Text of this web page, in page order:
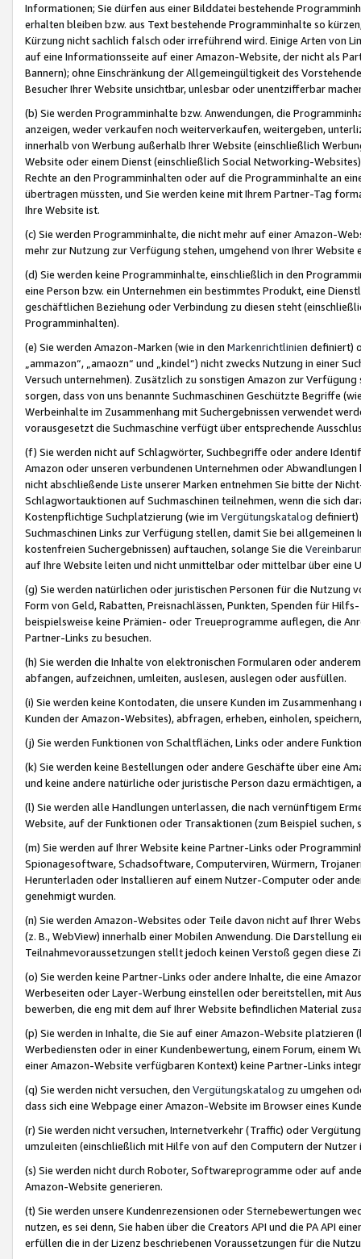
Informationen; Sie dürfen aus einer Bilddatei bestehende
erhalten bleiben bzw. aus Text bestehende Programminhalte so
Kürzung nicht sachlich falsch oder irreführend wird. Einige Arten von
auf eine Informationsseite auf einer Amazon-Website, der nicht als
Bannern); ohne Einschränkung der Allgemeingültigkeit des
Besucher Ihrer Website unsichtbar, unlesbar oder unentzifferbar
(b) Sie werden Programminhalte bzw. Anwendungen, die
anzeigen, weder verkaufen noch weiterverkaufen, weitergeben,
innerhalb von Werbung außerhalb Ihrer Website (einschließlich
Website oder einem Dienst (einschließlich Social Networking-
Rechte an den Programminhalten oder auf die Programminhalte an
übertragen müssten, und Sie werden keine mit Ihrem Partner-Tag
Ihre Website ist.
(c) Sie werden Programminhalte, die nicht mehr auf einer Amazon-
mehr zur Nutzung zur Verfügung stehen, umgehend von Ihrer
(d) Sie werden keine Programminhalte, einschließlich in den
eine Person bzw. ein Unternehmen ein bestimmtes Produkt, eine
geschäftlichen Beziehung oder Verbindung zu diesen steht
Programminhalten).
(e) Sie werden Amazon-Marken (wie in den Markenrichtlinien definiert)
„ammazon“, „amaozn“ und „kindel“) nicht zwecks Nutzung in einer
Versuch unternehmen). Zusätzlich zu sonstigen Amazon zur
sorgen, dass von uns benannte Suchmaschinen Geschützte Begriffe
Werbeinhalte im Zusammenhang mit Suchergebnissen verwendet
vorausgesetzt die Suchmaschine verfügt über entsprechende
(f) Sie werden nicht auf Schlagwörter, Suchbegriffe oder andere
Amazon oder unseren verbundenen Unternehmen oder
nicht abschließende Liste unserer Marken entnehmen Sie bitte der
Schlagwortauktionen auf Suchmaschinen teilnehmen, wenn die sich
Kostenpflichtige Suchplatzierung (wie im Vergütungskatalog definiert)
Suchmaschinen Links zur Verfügung stellen, damit Sie bei
kostenfreien Suchergebnissen) auftauchen, solange Sie die
auf Ihre Website leiten und nicht unmittelbar oder mittelbar über eine
(g) Sie werden natürlichen oder juristischen Personen für die Nutzung
Form von Geld, Rabatten, Preisnachlässen, Punkten, Spenden für
beispielsweise keine Prämien- oder Treueprogramme auflegen, die
Partner-Links zu besuchen.
(h) Sie werden die Inhalte von elektronischen Formularen oder
abfangen, aufzeichnen, umleiten, auslesen, auslegen oder ausfüllen.
(i) Sie werden keine Kontodaten, die unsere Kunden im
Kunden der Amazon-Websites), abfragen, erheben, einholen,
(j) Sie werden Funktionen von Schaltflächen, Links oder andere
(k) Sie werden keine Bestellungen oder andere Geschäfte über eine
und keine andere natürliche oder juristische Person dazu
(l) Sie werden alle Handlungen unterlassen, die nach vernünftigem
Website, auf der Funktionen oder Transaktionen (zum Beispiel
(m) Sie werden auf Ihrer Website keine Partner-Links oder
Spionagesoftware, Schadsoftware, Computerviren, Würmern,
Herunterladen oder Installieren auf einem Nutzer-Computer oder
genehmigt wurden.
(n) Sie werden Amazon-Websites oder Teile davon nicht auf Ihrer
(z. B., WebView) innerhalb einer Mobilen Anwendung. Die Darstellung
Teilnahmevoraussetzungen stellt jedoch keinen Verstoß gegen diese
(o) Sie werden keine Partner-Links oder andere Inhalte, die eine
Werbeseiten oder Layer-Werbung einstellen oder bereitstellen, mit
bewerben, die eng mit dem auf Ihrer Website befindlichen Material
(p) Sie werden in Inhalte, die Sie auf einer Amazon-Website
Werbediensten oder in einer Kundenbewertung, einem Forum, einem
einer Amazon-Website verfügbaren Kontext) keine Partner-Links
(q) Sie werden nicht versuchen, den Vergütungskatalog zu umgehen
dass sich eine Webpage einer Amazon-Website im Browser eines
(r) Sie werden nicht versuchen, Internetverkehr (Traffic) oder
umzuleiten (einschließlich mit Hilfe von auf den Computern der
(s) Sie werden nicht durch Roboter, Softwareprogramme oder auf
Amazon-Website generieren.
(t) Sie werden unsere Kundenrezensionen oder Sternebewertungen
nutzen, es sei denn, Sie haben über die Creators API und die PA API
erfüllen die in der Lizenz beschriebenen Voraussetzungen für die